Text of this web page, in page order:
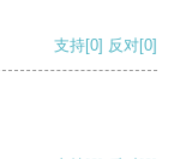
支持[0] 反对[0]